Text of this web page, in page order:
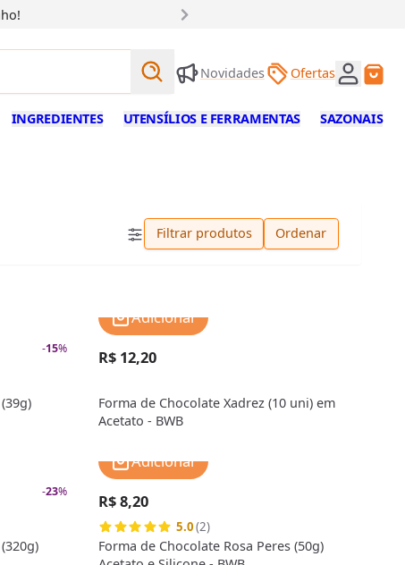
Buscar produtos
Buscar
Novidades Ofertas
INGREDIENTES UTENSÍLIOS E FERRAMENTAS SAZONAIS
Filtrar produtos Ordenar
-15%
R$ 12,20
Forma de Chocolate Xadrez (10 uni) em
Acetato - BWB
Adicionar
-23%
R$ 8,20
5.0(2)
Forma de Chocolate Rosa Peres (50g)
Adicionar